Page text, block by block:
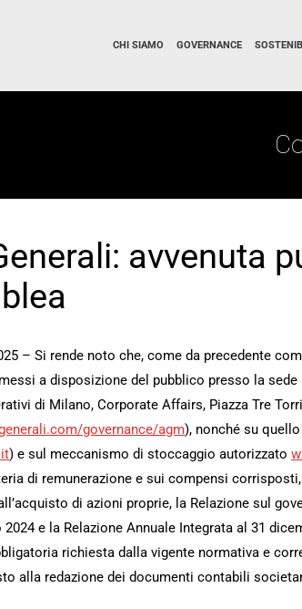
CHI SIAMO GOVERNANCE
avvenuta
– Si rende noto che, come da precedente
a disposizione del pubblico presso la
di Milano, Corporate Affairs, Piazza Tre
governance/agm), nonché su
) e sul meccanismo di stoccaggio autorizzato
di remunerazione e sui compensi
di azioni proprie, la Relazione sul
2024 e la Relazione Annuale Integrata al 31
richiesta dalla vigente normativa e
alla redazione dei documenti contabili